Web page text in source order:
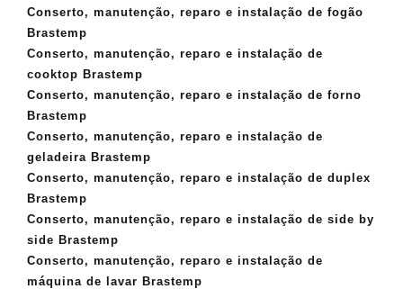
Conserto, manutenção, reparo e instalação de fogão
Brastemp
Conserto, manutenção, reparo e instalação de
cooktop Brastemp
Conserto, manutenção, reparo e instalação de forno
Brastemp
Conserto, manutenção, reparo e instalação de
geladeira Brastemp
Conserto, manutenção, reparo e instalação de duplex
Brastemp
Conserto, manutenção, reparo e instalação de side by
side Brastemp
Conserto, manutenção, reparo e instalação de
máquina de lavar Brastemp